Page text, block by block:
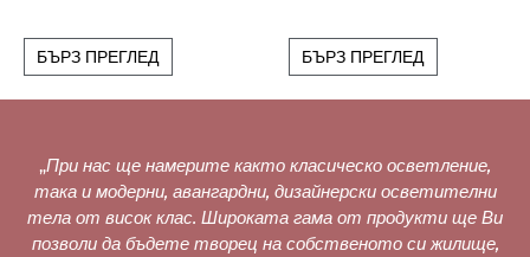
БЪРЗ ПРЕГЛЕД БЪРЗ ПРЕГЛЕД
„При нас ще намерите както класическо осветление,
така и модерни, авангардни, дизайнерски осветителни
тела от висок клас. Широката гама от продукти ще Ви
позволи да бъдете творец на собственото си жилище,